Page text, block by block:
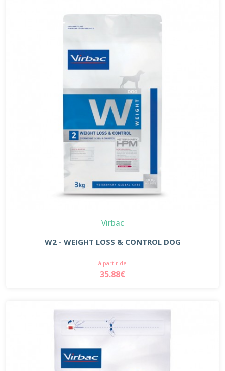
Virbac
W2 - WEIGHT LOSS & CONTROL DOG
à partir de
35.88€